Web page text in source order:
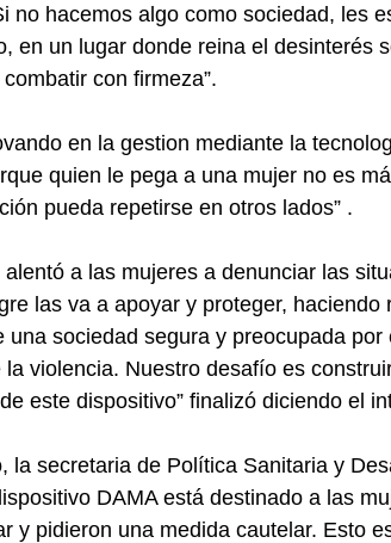
no hacemos algo como sociedad, les
en un lugar donde reina el desinterés
con firmeza”.
en la gestion mediante la
quien le pega a una mujer no es
pueda repetirse en otros lados” .
a las mujeres a denunciar las
las va a apoyar y proteger,
una sociedad segura y preocupada
violencia. Nuestro desafío es
este dispositivo” finalizó diciendo el
la secretaria de Política Sanitaria y
DAMA está destinado a las
y pidieron una medida cautelar. Esto